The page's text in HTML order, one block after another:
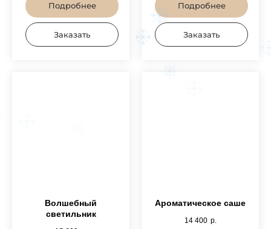
Подробнее
Заказать
Подробнее
Заказать
Волшебный
светильник
Ароматическое саше
14 400 р.